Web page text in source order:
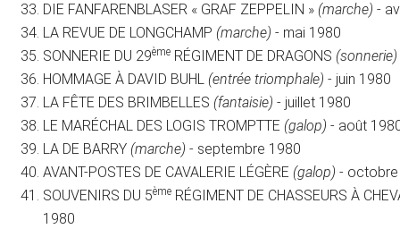
DIE FANFARENBLASER « GRAF ZEPPELIN » (marche) -
LA REVUE DE LONGCHAMP (marche) - mai 1980
SONNERIE DU 29ème RÉGIMENT DE DRAGONS (sonnerie)
HOMMAGE À DAVID BUHL (entrée triomphale) - juin 1980
LA FÊTE DES BRIMBELLES (fantaisie) - juillet 1980
LE MARÉCHAL DES LOGIS TROMPTTE (galop) - août
LA DE BARRY (marche) - septembre 1980
AVANT-POSTES DE CAVALERIE LÉGÈRE (galop) -
SOUVENIRS DU 5ème RÉGIMENT DE CHASSEURS À
1980